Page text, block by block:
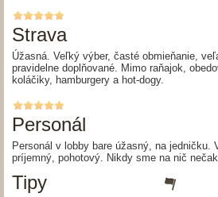
Strava
Úžasná. Veľký výber, časté obmieňanie,
pravidelne doplňované. Mimo raňajok,
koláčiky, hamburgery a hot-dogy.
Personál
Personál v lobby bare úžasný, na jedničku.
príjemný, pohotový. Nikdy sme na nič
Tipy